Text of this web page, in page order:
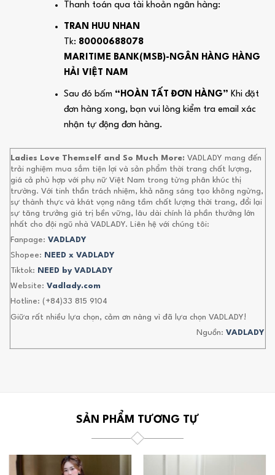
Thanh toán qua tài khoản ngân hàng:
TRAN HUU NHAN
Tk: 80000688078
MARITIME BANK(MSB)-NGÂN HÀNG HÀNG
HẢI VIỆT NAM
Sau đó bấm “HOÀN TẤT ĐƠN HÀNG” Khi đặt
đơn hàng xong, bạn vui lòng kiểm tra email xác
nhận tự động đơn hàng.
Ladies Love Themself and So Much More: VADLADY mang đến
trải nghiệm mua sắm tiện lợi và sản phẩm thời trang chất lượng,
giá cả phù hợp với phụ nữ Việt Nam trong từng phân khúc thị
trường. Với tinh thần trách nhiệm, khả năng sáng tạo không ngừng,
sự thành thực và khát vọng nâng tầm chất lượng thời trang, đổi lại
sự tăng trưởng giá trị bền vững, lâu dài chính là phần thưởng lớn
nhất cho đội ngũ nhà VADLADY. Liên hệ với chúng tôi:
Fanpage: VADLADY
Shopee:
NEED x VADLADY
Tiktok:
NEED by VADLADY
Website: Vadlady.com
Hotline: (+84)33 815 9104
Giữa rất nhiều lựa chọn, cảm ơn nàng vì đã lựa chọn VADLADY!
Nguồn: VADLADY
SẢN PHẨM TƯƠNG TỰ